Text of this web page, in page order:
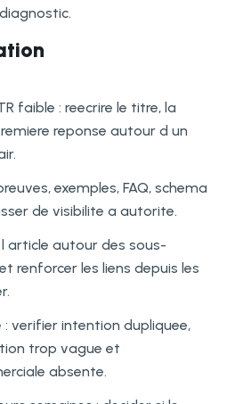
faible : reecrire le titre, la
reponse autour d un
exemples, FAQ, schema
de visibilite a autorite.
l article autour des sous-
renforcer les liens depuis les
: verifier intention dupliquee,
trop vague et
absente.